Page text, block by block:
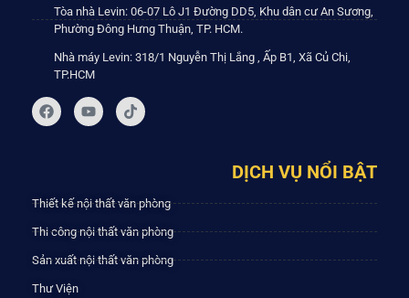
Tòa nhà Levin: 06-07 Lô J1 Đường DD5, Khu dân cư An Sương,
Phường Đông Hưng Thuận, TP. HCM.
Nhà máy Levin: 318/1 Nguyễn Thị Lắng , Ấp B1, Xã Củ Chi,
TP.HCM
DỊCH VỤ NỔI BẬT
Thiết kế nội thất văn phòng
Thi công nội thất văn phòng
Sản xuất nội thất văn phòng
Thư Viện